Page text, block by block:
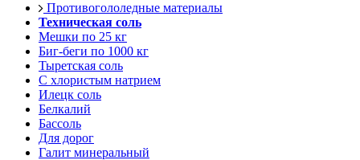
Противогололедные материалы
Техническая соль
Мешки по 25 кг
Биг-беги по 1000 кг
Тыретская соль
С хлористым натрием
Илецк соль
Белкалий
Бассоль
Для дорог
Галит минеральный